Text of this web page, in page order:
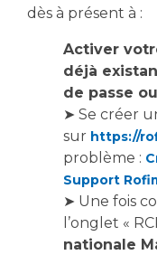
Pôle Médecine
Charte Romain
Mouvement
Activité
Cancer
Adresser un
Réseaux de soins
Adresser un
Médicale
Radiologie /
Cancérologie
Les pôles
Anatomie et
dès à présent à :
Activer
déjà
de passe
➤ Se créer
sur https://
problème :
Support
➤ Une fois
l’onglet «
nationale